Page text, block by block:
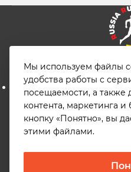
Аккредитация в
Информация о
Мы используем файлы
удобства работы с
посещаемости, а также
контента, маркетинга
кнопку «Понятно», вы
этими файлами.